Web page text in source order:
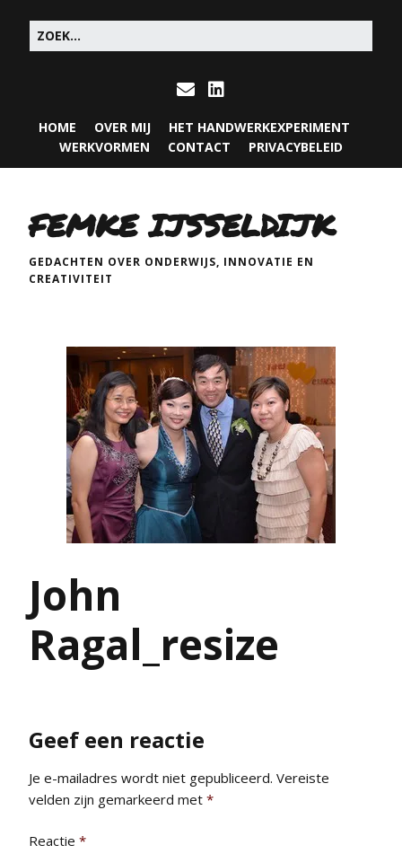
HOME OVER MIJ
HET HANDWERKEXPERIMENT
WERKVORMEN
CONTACT PRIVACYBELEID
FEMKE IJSSELDIJK
GEDACHTEN OVER ONDERWIJS, INNOVATIE EN
CREATIVITEIT
John
Ragal_resize
Geef een reactie
Je e-mailadres wordt niet gepubliceerd. Vereiste
velden zijn gemarkeerd met *
Reactie *